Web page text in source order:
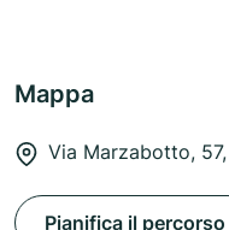
Mappa
Via Marzabotto,
Pianifica il percorso